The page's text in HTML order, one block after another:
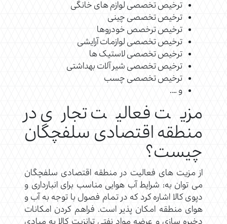
ترخیص تخصصی لوازم های خانگی
ترخیص تخصصی چینی
ترخیص ترخصص خودروها
ترخیص تخصصی لوازمات آرایشی
ترخیص تخصصی لاستیک ها
ترخیص تخصصی شیر آلات بهداشتی
ترخیص تخصصی چسب
و ….
مزیت فعالیت تجاری در
منطقه اقتصادی سلفچگان
چیست؟
از مزیت های فعالیت در منطقه اقتصادی سلفچگان
می توان به: شرایط آب هوایی مناسب برای انبارداری و
دپوی کالا اشاره کرد که در تمام فصول با توجه به آب و
هوای منطقه امکان پذیر است. فراهم کردن امکانات